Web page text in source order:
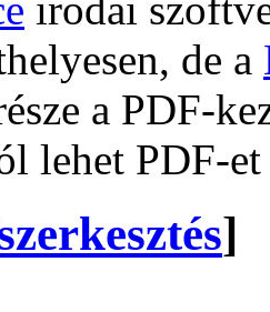
irodai
de a
a PDF-
lehet PDF-
]